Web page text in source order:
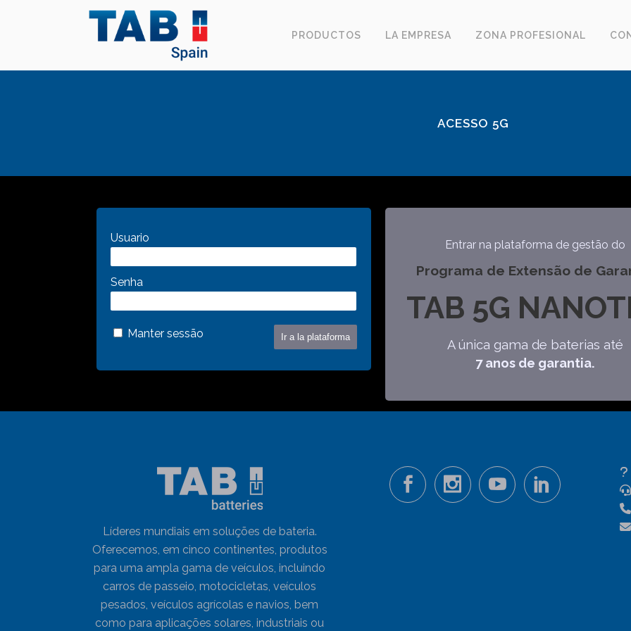
PRODUCTOS LA EMPRESA ZONA PROFESIONAL
ACESSO 5G
Usuario
Senha
Manter sessão
Entrar na plataforma de gestão do
Programa de Extensão de
TAB 5G
A única gama de baterias até
7 anos de garantia.
Líderes mundiais em soluções de bateria.
Oferecemos, em cinco continentes, produtos
para uma ampla gama de veículos, incluindo
carros de passeio, motocicletas, veículos
pesados, veículos agrícolas e navios, bem
como para aplicações solares, industriais ou